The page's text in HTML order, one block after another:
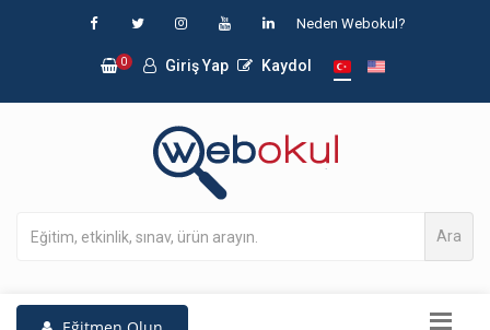
Neden Webokul?
0 Giriş Yap Kaydol
Ara